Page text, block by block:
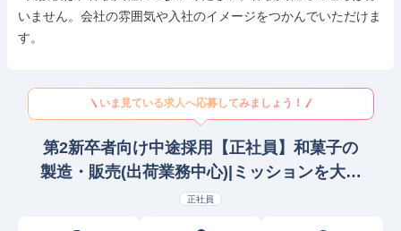
いません。会社の雰囲気や入社のイメージをつかんでいただけま
す。
いま見ている求人へ応募してみましょう！
第2新卒者向け中途採用【正社員】和菓子の
製造・販売(出荷業務中心)|ミッションを大切
にする職場
正社員